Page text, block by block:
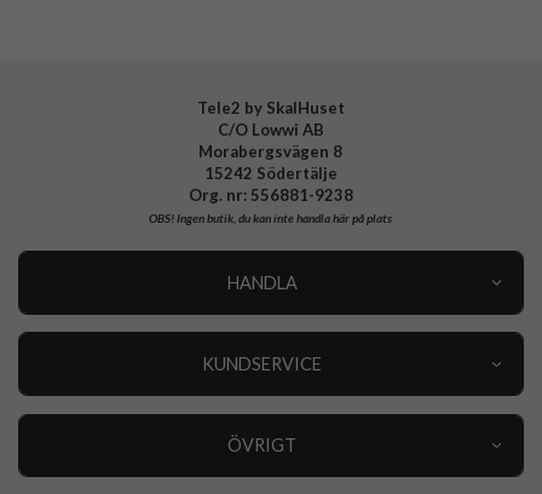
Tele2 by SkalHuset
C/O Lowwi AB
Morabergsvägen 8
15242 Södertälje
Org. nr: 556881-9238
OBS!Ingen butik, du kan inte handla här på plats
HANDLA
KUNDSERVICE
ÖVRIGT